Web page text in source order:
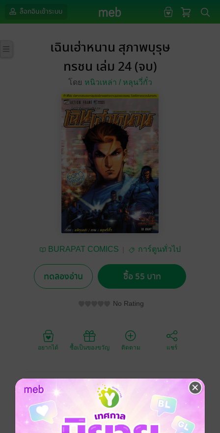
ล็อกอินเข้าระบบ
เฉินเฮ่าหนาน สุภาพบุรุษ
ทรชน เล่ม 24 (จบ)
โดย หนิวเหล่า / หลุนวี่กั๋ว
BURAPAT COMICS การ์ตูนทั่วไป
ทดลองอ่าน ซื้อ 55 บาท
No Rating
อยากได้ ซื้อเป็นของขวัญ ติดตาม แชร์
เฉินเฮ่าหนาน เขาเป็นคนของสมาคม หงซิ่ง ที่ถงหลอวาน
และเป็นถึง เจ้าพลองแดง ของมาเฟียที่น้อยคนนักจะได้
เป็น!
เขาได้รับการเชื่อถือและเคารพรักจากเหล่านักเลง
เพราะเขาหลั่งเลือดในการต่อสู้อย่างอาจหาญจนเลื่องลือ